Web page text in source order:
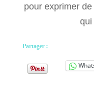
pour exprimer
qui
Partager :